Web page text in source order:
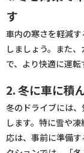
す
車内の寒さを軽減
しましょう。また
で、より快適に運転
2. 冬に車に積
冬のドライブには
します。特に雪や
応は、事前に準備